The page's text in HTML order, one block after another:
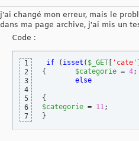
j'ai changé mon erreur, mais le
dans ma page archive, j'ai mis un
Code :
1
2
3
4
5
6
7
if ( isset ( $_GET 'cate'
{
$categorie = 4
else
{
$categorie = 11
}